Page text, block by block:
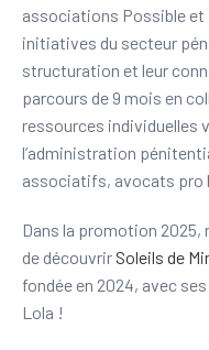
associations Possible et
initiatives du secteur
structuration et leur
parcours de 9 mois en
ressources individuelles
l’administration
associatifs, avocats pro
Dans la promotion 2025,
de découvrir Soleils de
fondée en 2024, avec
Lola !